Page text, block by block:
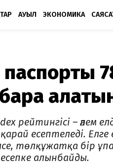
АУЫЛ ЭКОНОМИКА
паспорты
рейтингісі – әлем
есептеледі. Елге
төлқұжатқа бір
алынбайды.